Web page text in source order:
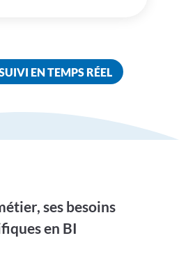
EN TEMPS RÉEL
ses besoins
en BI